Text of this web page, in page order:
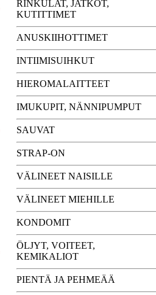
RINKULAT, JATKOT,
KUTITTIMET
ANUSKIIHOTTIMET
INTIIMISUIHKUT
HIEROMALAITTEET
IMUKUPIT, NÄNNIPUMPUT
SAUVAT
STRAP-ON
VÄLINEET NAISILLE
VÄLINEET MIEHILLE
KONDOMIT
ÖLJYT, VOITEET,
KEMIKALIOT
PIENTÄ JA PEHMEÄÄ